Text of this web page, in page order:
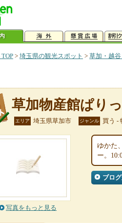
> 埼玉県の観光スポット > 草加・越
草加物産館ぱり
エリア 埼玉県草加市 ジャンル 買う -
写真をもっと見る
ゆかた
ー。
ブロ